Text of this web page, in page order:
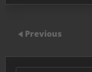
Previous